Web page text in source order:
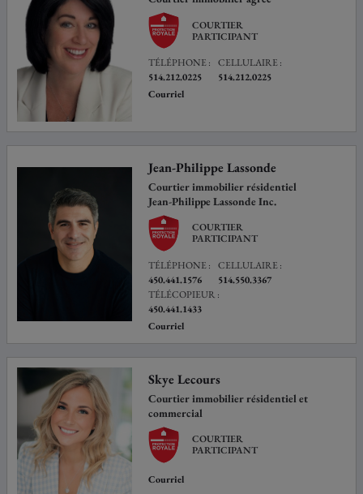
COURTIER
PARTICIPANT
TÉLÉPHONE :
514.212.0225
CELLULAIRE :
514.212.0225
Courriel
Jean-Philippe Lassonde
Courtier immobilier résidentiel
Jean-Philippe Lassonde Inc.
COURTIER
PARTICIPANT
TÉLÉPHONE :
450.441.1576
CELLULAIRE :
514.550.3367
TÉLÉCOPIEUR :
450.441.1433
Courriel
Skye Lecours
Courtier immobilier résidentiel et
commercial
COURTIER
PARTICIPANT
Courriel